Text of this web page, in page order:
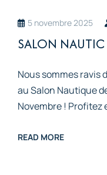
5 novembre 2025
SALON
Nous sommes ravis
au Salon Nautique
Novembre ! Profitez
READ MORE